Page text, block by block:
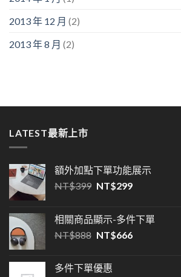
2013 年 12 月 (2)
2013 年 8 月 (2)
LATEST最新上市
額外加點下單功能展示
NT$399 NT$299
相關商品顯示-多件下單
NT$888 NT$666
多件下單優惠